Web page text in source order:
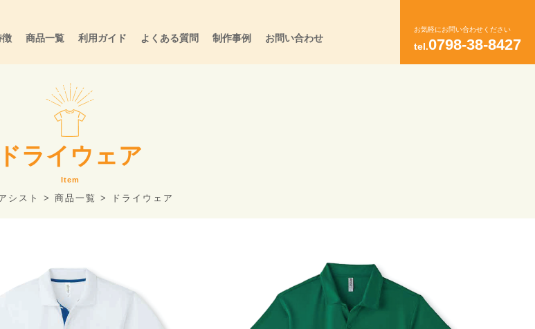
徴 商品一覧 利用ガイド よくある質問 制作事例 お問い合わせ
お気軽にお問い合わせください
tel.0798-38-8427
ドライウェア
Item
シスト > 商品一覧 > ドライウェア